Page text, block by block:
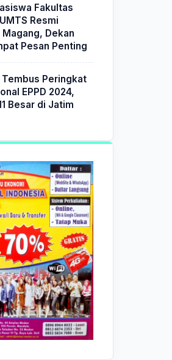
Fakultas
Resmi
Dekan
Pesan Penting
Peringkat
EPPD 2024,
Besar di Jatim